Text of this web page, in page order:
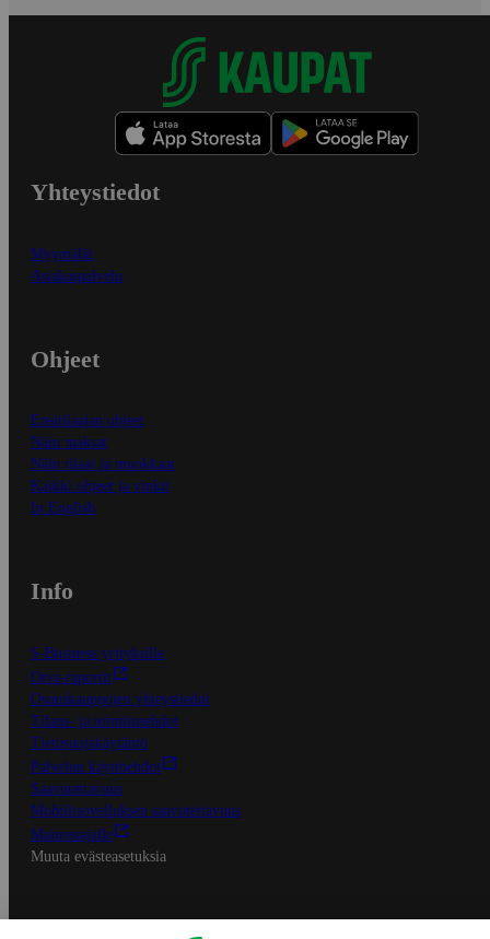
Yhteystiedot
Myymälät
Asiakaspalvelu
Ohjeet
Ensitilaajan ohjeet
Näin maksat
Näin tilaat ja muokkaat
Kaikki ohjeet ja vinkit
In English
Info
S-Business yrityksille
Oiva-raportit
Osuuskauppojen yhteystiedot
Tilaus- ja toimitusehdot
Tietosuojakäytäntö
Palvelun käyttöehdot
Saavutettavuus
Mobiilisovelluksen saavutettavuus
Mainostajalle
Muuta evästeasetuksia